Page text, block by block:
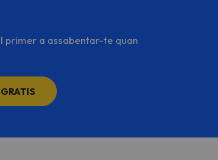
primer a assabentar-te quan